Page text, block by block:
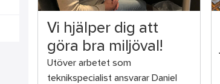
Vi hjälper dig att
göra bra miljöval!
Utöver arbetet som
teknikspecialist ansvarar Daniel